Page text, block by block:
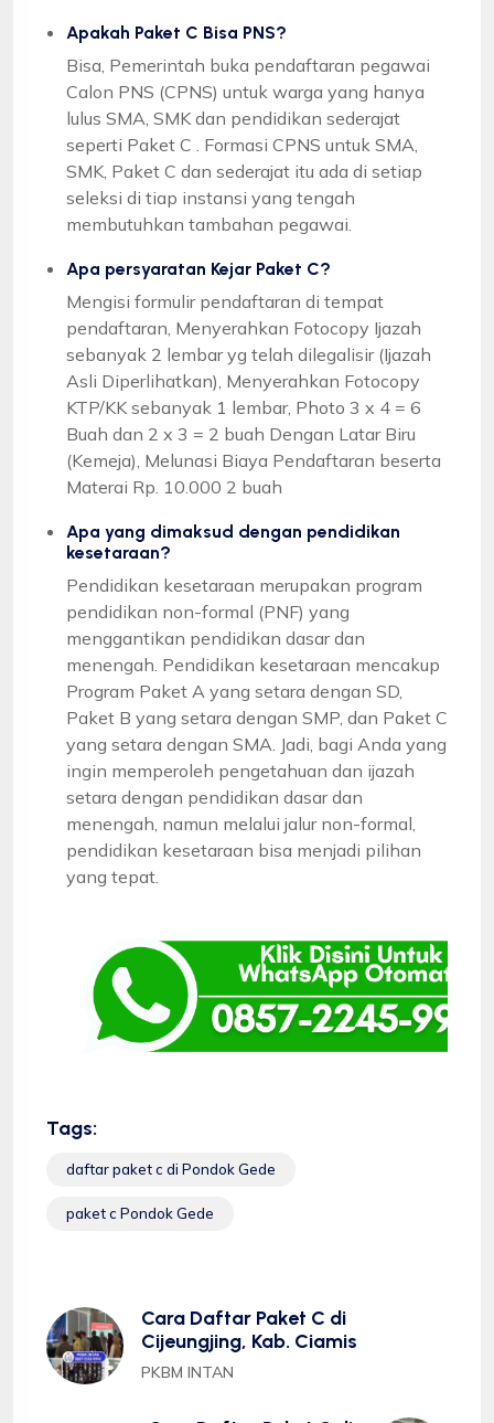
Apakah Paket C Bisa PNS?
Bisa, Pemerintah buka pendaftaran pegawai
Calon PNS (CPNS) untuk warga yang hanya
lulus SMA, SMK dan pendidikan sederajat
seperti Paket C . Formasi CPNS untuk SMA,
SMK, Paket C dan sederajat itu ada di setiap
seleksi di tiap instansi yang tengah
membutuhkan tambahan pegawai.
Apa persyaratan Kejar Paket C?
Mengisi formulir pendaftaran di tempat
pendaftaran, Menyerahkan Fotocopy Ijazah
sebanyak 2 lembar yg telah dilegalisir (Ijazah
Asli Diperlihatkan), Menyerahkan Fotocopy
KTP/KK sebanyak 1 lembar, Photo 3 x 4 = 6
Buah dan 2 x 3 = 2 buah Dengan Latar Biru
(Kemeja), Melunasi Biaya Pendaftaran beserta
Materai Rp. 10.000 2 buah
Apa yang dimaksud dengan pendidikan
kesetaraan?
Pendidikan kesetaraan merupakan program
pendidikan non-formal (PNF) yang
menggantikan pendidikan dasar dan
menengah. Pendidikan kesetaraan mencakup
Program Paket A yang setara dengan SD,
Paket B yang setara dengan SMP, dan Paket C
yang setara dengan SMA. Jadi, bagi Anda yang
ingin memperoleh pengetahuan dan ijazah
setara dengan pendidikan dasar dan
menengah, namun melalui jalur non-formal,
pendidikan kesetaraan bisa menjadi pilihan
yang tepat.
Tags:
daftar paket c di Pondok Gede
paket c Pondok Gede
Cara Daftar Paket C di
Cijeungjing, Kab. Ciamis
PKBM INTAN